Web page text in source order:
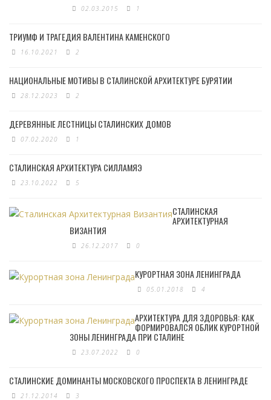
02.03.2015 1
ТРИУМФ И ТРАГЕДИЯ ВАЛЕНТИНА КАМЕНСКОГО
16.10.2021 2
НАЦИОНАЛЬНЫЕ МОТИВЫ В СТАЛИНСКОЙ АРХИТЕКТУРЕ БУРЯТИИ
28.12.2023 2
ДЕРЕВЯННЫЕ ЛЕСТНИЦЫ СТАЛИНСКИХ ДОМОВ
07.02.2020 1
СТАЛИНСКАЯ АРХИТЕКТУРА СИЛЛАМЯЭ
23.10.2022 5
СТАЛИНСКАЯ
АРХИТЕКТУРНАЯ
ВИЗАНТИЯ
26.12.2017 0
КУРОРТНАЯ ЗОНА ЛЕНИНГРАДА
05.01.2018 4
АРХИТЕКТУРА ДЛЯ ЗДОРОВЬЯ: КАК
ФОРМИРОВАЛСЯ ОБЛИК КУРОРТНОЙ
ЗОНЫ ЛЕНИНГРАДА ПРИ СТАЛИНЕ
23.07.2022 0
СТАЛИНСКИЕ ДОМИНАНТЫ МОСКОВСКОГО ПРОСПЕКТА В ЛЕНИНГРАДЕ
21.12.2014 3